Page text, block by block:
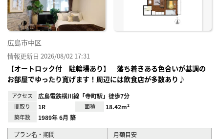
広島市中区
情報更新日 2026/08/02 17:31
【オートロック付 駐輪場あり】 落ち着きある色合いが基調の
お部屋でゆったり寛げます！周辺には飲食店が多数あり♪
アクセス 広島電鉄横川線「寺町駅」徒歩7分
間取り 1R 面積 18.42m²
築年数 1989年 6月 築
プラン名・期間 月額目安